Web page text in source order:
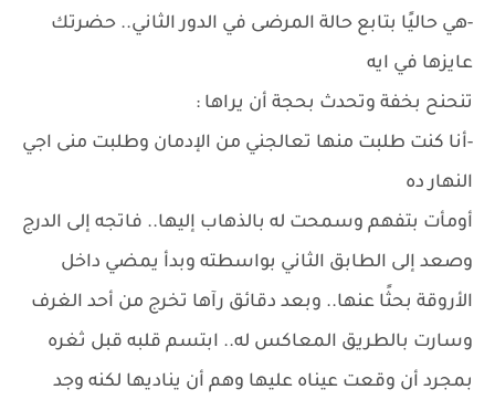
-هي حاليًا بتابع حالة المرضى في الدور الثاني.. حضرتك
عايزها في ايه
تنحنح بخفة وتحدث بحجة أن يراها :
-أنا كنت طلبت منها تعالجني من الإدمان وطلبت منى اجي
النهار ده
أومأت بتفهم وسمحت له بالذهاب إليها.. فاتجه إلى الدرج
وصعد إلى الطابق الثاني بواسطته وبدأ يمضي داخل
الأروقة بحثًا عنها.. وبعد دقائق رآها تخرج من أحد الغرف
وسارت بالطريق المعاكس له.. ابتسم قلبه قبل ثغره
بمجرد أن وقعت عيناه عليها وهم أن يناديها لكنه وجد